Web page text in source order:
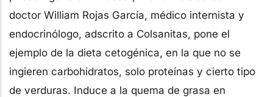
doctor William Rojas García, médico internista y
endocrinólogo, adscrito a Colsanitas, pone el
ejemplo de la dieta cetogénica, en la que no se
ingieren carbohidratos, solo proteínas y cierto tipo
de verduras. Induce a la quema de grasa en